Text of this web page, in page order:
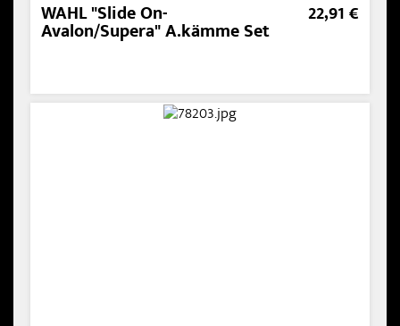
WAHL "Slide On-
Avalon/Supera" A.kämme Set
22,91 €